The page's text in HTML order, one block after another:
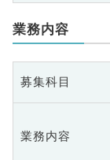
業務内容
募集科目
業務内容